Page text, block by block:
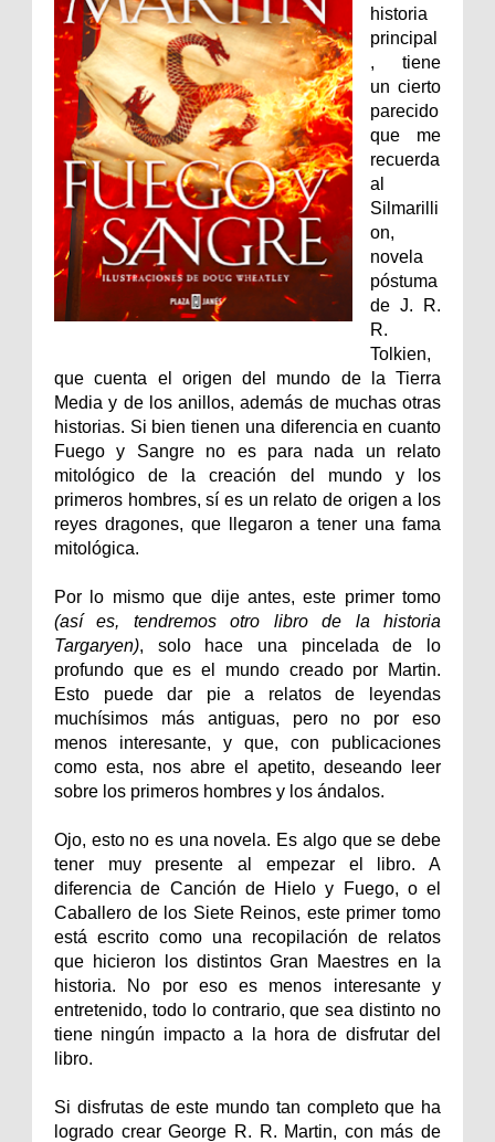
historia
principal
, tiene
un cierto
parecido
que me
recuerda
al
Silmarilli
on,
novela
póstuma
de J. R.
R.
Tolkien,
que cuenta el origen del mundo de la Tierra
Media y de los anillos, además de muchas otras
historias. Si bien tienen una diferencia en cuanto
Fuego y Sangre no es para nada un relato
mitológico de la creación del mundo y los
primeros hombres, sí es un relato de origen a los
reyes dragones, que llegaron a tener una fama
mitológica.
Por lo mismo que dije antes, este primer tomo
(así es, tendremos otro libro de la historia
Targaryen), solo hace una pincelada de lo
profundo que es el mundo creado por Martin.
Esto puede dar pie a relatos de leyendas
muchísimos más antiguas, pero no por eso
menos interesante, y que, con publicaciones
como esta, nos abre el apetito, deseando leer
sobre los primeros hombres y los ándalos.
Ojo, esto no es una novela. Es algo que se debe
tener muy presente al empezar el libro. A
diferencia de Canción de Hielo y Fuego, o el
Caballero de los Siete Reinos, este primer tomo
está escrito como una recopilación de relatos
que hicieron los distintos Gran Maestres en la
historia. No por eso es menos interesante y
entretenido, todo lo contrario, que sea distinto no
tiene ningún impacto a la hora de disfrutar del
libro.
Si disfrutas de este mundo tan completo que ha
logrado crear George R. R. Martin, con más de